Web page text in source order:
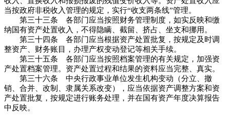
当按政府非税收入管理的规定，实行“收支两条线”管理。
第三十三条 各部门应当按照财务管理制度，如实反映和缴
纳国有资产处置收入，不得隐瞒、截留、挤占、坐支和挪用。
第三十四条 各部门应当根据资产处置批复，按规定及时调
整资产、财务账目，办理产权变动登记等相关手续。
第三十五条 各部门应当按照档案管理的有关规定，加强资
产处置档案管理。资产处置过程和结果的资料应当完整、真实。
第三十六条 中央行政事业单位发生机构变动（分立、撤
销、合并、改制、隶属关系改变），应当依据资产调整方案和资
产处置批复，按规定进行账务处理，并在国有资产年度决算报告
中反映。